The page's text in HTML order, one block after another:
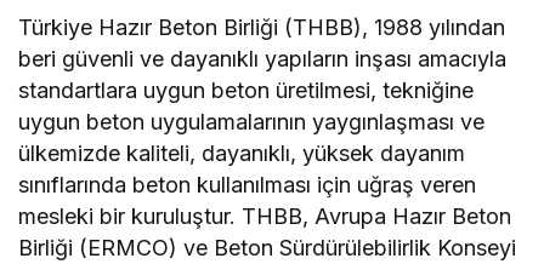
Türkiye Hazır Beton Birliği (THBB), 1988 yılından
beri güvenli ve dayanıklı yapıların inşası amacıyla
standartlara uygun beton üretilmesi, tekniğine
uygun beton uygulamalarının yaygınlaşması ve
ülkemizde kaliteli, dayanıklı, yüksek dayanım
sınıflarında beton kullanılması için uğraş veren
mesleki bir kuruluştur. THBB, Avrupa Hazır Beton
Birliği (ERMCO) ve Beton Sürdürülebilirlik Konseyi